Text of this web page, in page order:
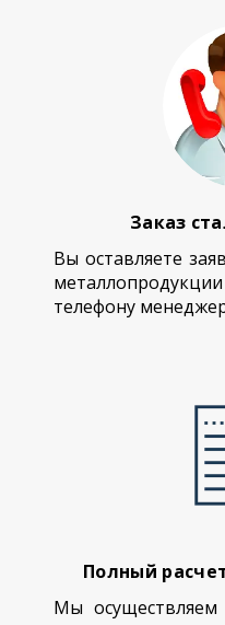
Заказ
Вы оставляете
телефону
Полный
Мы осуществляем